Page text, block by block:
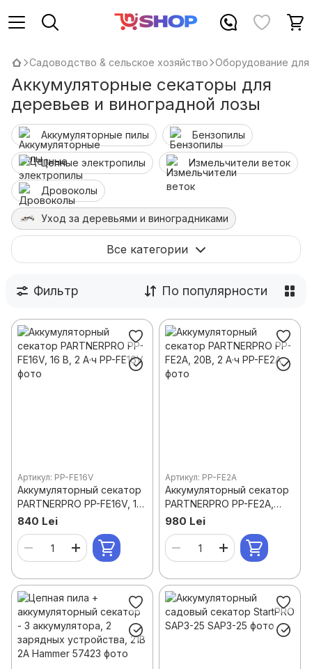
Садоводство & сельское хозяйство Оборудование для
Аккумуляторные секаторы для
деревьев и виноградной лозы
Аккумуляторные пилы Бензопилы
Цепные электропилы Измельчители веток
Дровоколы
Уход за деревьями и виноградниками
Цепи для бензопилВсе категории
Фильтр По популярности
Артикул: PP-FE16V
Аккумуляторный секатор
PARTNERPRO PP-FE16V, 16
В, 2 А·ч
840 Lei
Артикул: PP-FE2A
Аккумуляторный секатор
PARTNERPRO PP-FE2A,
20В, 2 А·ч
980 Lei